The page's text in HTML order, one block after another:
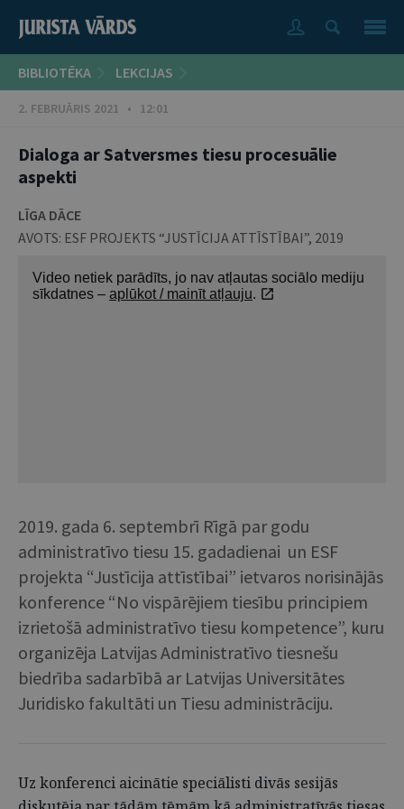
BIBLIOTĒKA LEKCIJAS
2. FEBRUĀRIS 2021 • 12:01
Dialoga ar Satversmes tiesu procesuālie
aspekti
LĪGA DĀCE
AVOTS: ESF PROJEKTS “JUSTĪCIJA ATTĪSTĪBAI”, 2019
2019. gada 6. septembrī Rīgā par godu
administratīvo tiesu 15. gadadienai un ESF
projekta “Justīcija attīstībai” ietvaros norisinājās
konference “No vispārējiem tiesību principiem
izrietošā administratīvo tiesu kompetence”, kuru
organizēja Latvijas Administratīvo tiesnešu
biedrība sadarbībā ar Latvijas Universitātes
Juridisko fakultāti un Tiesu administrāciju.
Uz konferenci aicinātie speciālisti divās sesijās